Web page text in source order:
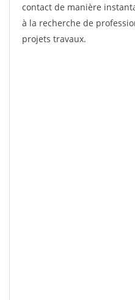
contact de manière
à la recherche de
projets travaux.